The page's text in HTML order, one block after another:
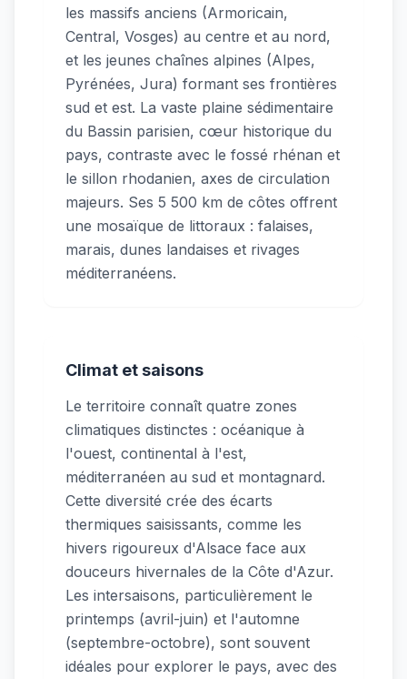
les massifs anciens (Armoricain,
Central, Vosges) au centre et au nord,
et les jeunes chaînes alpines (Alpes,
Pyrénées, Jura) formant ses frontières
sud et est. La vaste plaine sédimentaire
du Bassin parisien, cœur historique du
pays, contraste avec le fossé rhénan et
le sillon rhodanien, axes de circulation
majeurs. Ses 5 500 km de côtes offrent
une mosaïque de littoraux : falaises,
marais, dunes landaises et rivages
méditerranéens.
Climat et saisons
Le territoire connaît quatre zones
climatiques distinctes : océanique à
l'ouest, continental à l'est,
méditerranéen au sud et montagnard.
Cette diversité crée des écarts
thermiques saisissants, comme les
hivers rigoureux d'Alsace face aux
douceurs hivernales de la Côte d'Azur.
Les intersaisons, particulièrement le
printemps (avril-juin) et l'automne
(septembre-octobre), sont souvent
idéales pour explorer le pays, avec des